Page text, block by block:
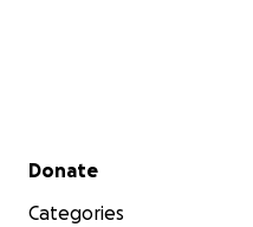
Secondary menu
Donate
Categories